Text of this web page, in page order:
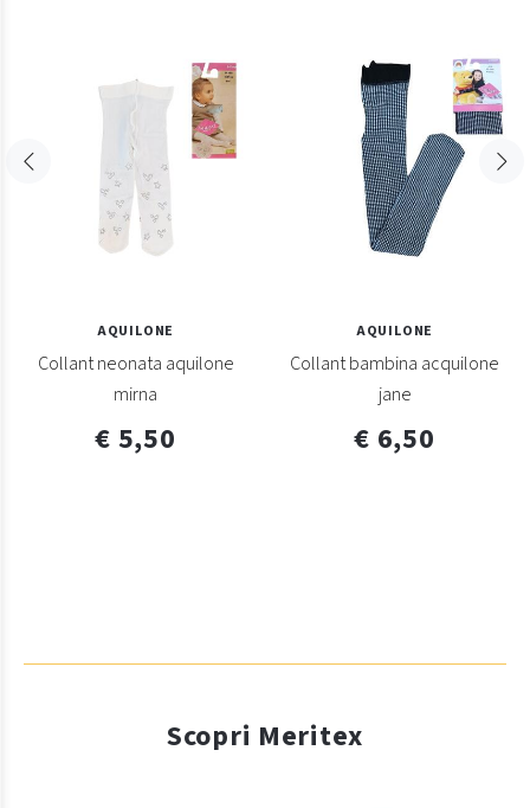
AQUILONE
Collant neonata aquilone
mirna
€ 5,50
AQUILONE
Collant bambina acquilone
jane
€ 6,50
Scopri Meritex